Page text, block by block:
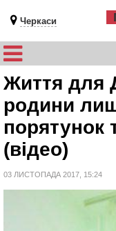
Черкаси
Життя для
родини
порятунок
(відео)
03 ЛИСТОПАДА 2017, 15:24